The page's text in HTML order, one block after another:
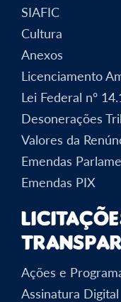
SIAFIC
Cultura
Anexos
Licenciamento
Lei Federal nº
Desonerações
Valores da
Emendas
Emendas PIX
Ações e
Assinatura Digital